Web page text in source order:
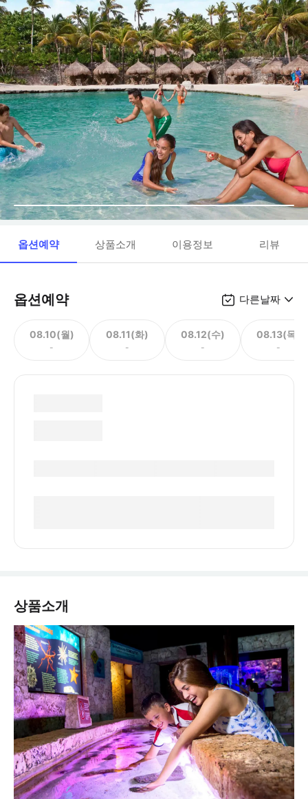
옵션예약 상품소개 이용정보 리뷰
옵션예약 다른날짜
08.10(월)
-
08.11(화)
-
08.12(수)
-
08.13(목)
-
상품소개